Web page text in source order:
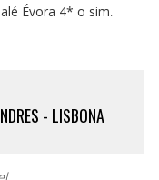
Évora 4* o sim
- LISBONA